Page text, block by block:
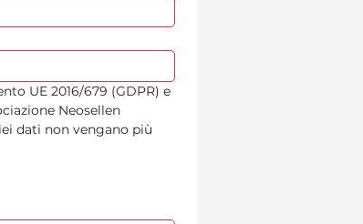
UE 2016/679 (GDPR) e
Neosellen
dati non vengano più